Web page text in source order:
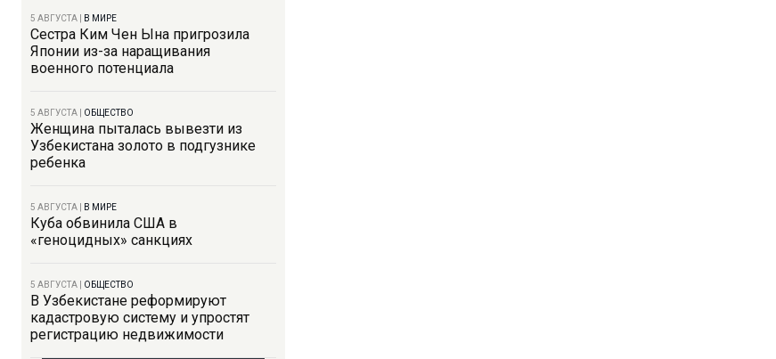
5 АВГУСТА В МИРЕ
Сестра Ким Чен Ына пригрозила
Японии из-за наращивания
военного потенциала
5 АВГУСТА ОБЩЕСТВО
Женщина пыталась вывезти из
Узбекистана золото в подгузнике
ребенка
5 АВГУСТА В МИРЕ
Куба обвинила США в
«геноцидных» санкциях
5 АВГУСТА ОБЩЕСТВО
В Узбекистане реформируют
кадастровую систему и упростят
регистрацию недвижимости